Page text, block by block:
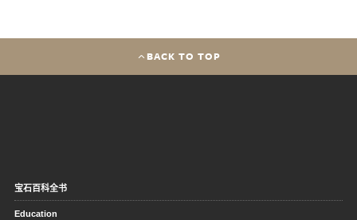
BACK TO TOP
宝石百科全书
Education